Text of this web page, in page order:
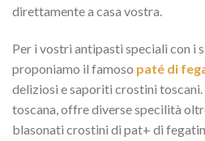
direttamente a casa vostra.
Per i vostri antipasti speciali con i
proponiamo il famoso paté di
deliziosi e saporiti crostini
toscana, offre diverse specilità
blasonati crostini di pat+ di